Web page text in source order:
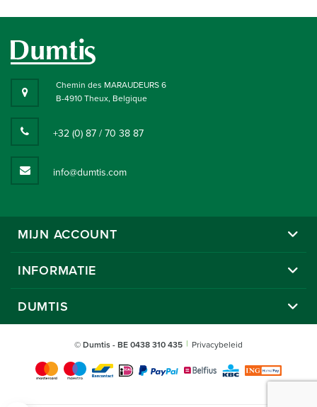
Chemin des MARAUDEURS 6
B-4910 Theux, Belgique
+32 (0) 87 / 70 38 87
info@dumtis.com
MIJN ACCOUNT
INFORMATIE
DUMTIS
© Dumtis - BE 0438 310 435 Privacybeleid